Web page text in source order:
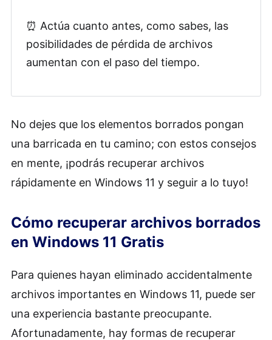
⏰ Actúa cuanto antes, como sabes, las
posibilidades de pérdida de archivos
aumentan con el paso del tiempo.
No dejes que los elementos borrados pongan
una barricada en tu camino; con estos consejos
en mente, ¡podrás recuperar archivos
rápidamente en Windows 11 y seguir a lo tuyo!
Cómo recuperar archivos borrados
en Windows 11 Gratis
Para quienes hayan eliminado accidentalmente
archivos importantes en Windows 11, puede ser
una experiencia bastante preocupante.
Afortunadamente, hay formas de recuperar